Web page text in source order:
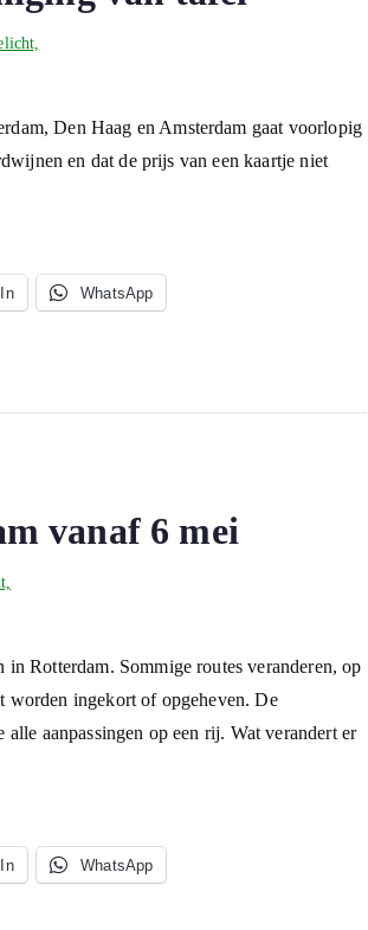
Den Haag en Amsterdam gaat voorlopig
en dat de prijs van een kaartje niet
WhatsApp
vanaf 6 mei
Rotterdam. Sommige routes veranderen, op
worden ingekort of opgeheven. De
aanpassingen op een rij. Wat verandert er
WhatsApp